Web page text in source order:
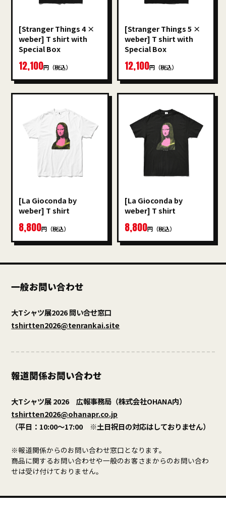
[Stranger Things 4 ×
weber] T shirt with
Special Box
12,100円（税込）
[Stranger Things 5 ×
weber] T shirt with
Special Box
12,100円（税込）
[La Gioconda by
weber] T shirt
8,800円（税込）
[La Gioconda by
weber] T shirt
8,800円（税込）
一般お問い合わせ
大Tシャツ展2026 問い合せ窓口
tshirtten2026@tenrankai.site
報道関係お問い合わせ
大Tシャツ展 2026 広報事務局（株式会社OHANA内）
tshirtten2026@ohanapr.co.jp
（平日：10:00～17:00 ※土日祝日の対応はしておりません）
※報道関係からのお問い合わせ窓口となります。
商品に関するお問い合わせや一般のお客さまからのお問い合わ
せは受け付けておりません。